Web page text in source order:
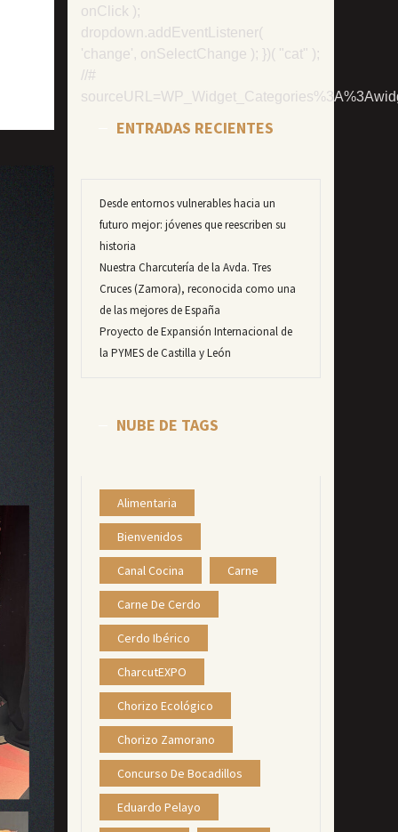
ENTRADAS RECIENTES
Desde entornos vulnerables hacia un
futuro mejor: jóvenes que reescriben su
historia
Nuestra Charcutería de la Avda. Tres
Cruces (Zamora), reconocida como una
de las mejores de España
Proyecto de Expansión Internacional de
la PYMES de Castilla y León
NUBE DE TAGS
Alimentaria
Bienvenidos
Canal Cocina Carne
Carne De Cerdo
Cerdo Ibérico
CharcutEXPO
Chorizo Ecológico
Chorizo Zamorano
Concurso De Bocadillos
Eduardo Pelayo